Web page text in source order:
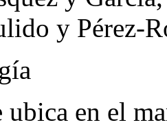
y Pérez-
ubica en el